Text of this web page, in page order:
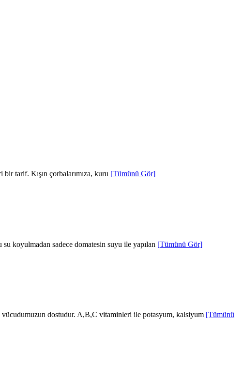
tarif. Kışın çorbalarımıza, kuru [Tümünü Gör]
koyulmadan sadece domatesin suyu ile yapılan [Tümünü Gör]
dostudur. A,B,C vitaminleri ile potasyum, kalsiyum [Tümünü